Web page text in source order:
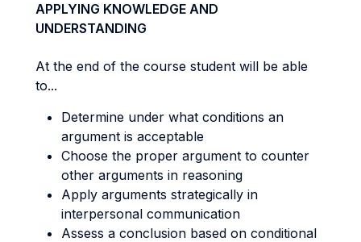
APPLYING KNOWLEDGE AND
UNDERSTANDING
At the end of the course student will be able
to...
Determine under what conditions an
argument is acceptable
Choose the proper argument to counter
other arguments in reasoning
Apply arguments strategically in
interpersonal communication
Assess a conclusion based on conditional